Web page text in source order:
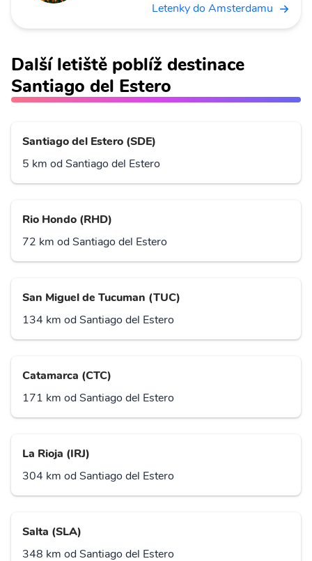
Letenky do Amsterdamu
Další letiště poblíž destinace
Santiago del Estero
Santiago del Estero (SDE)
5 km od Santiago del Estero
Rio Hondo (RHD)
72 km od Santiago del Estero
San Miguel de Tucuman (TUC)
134 km od Santiago del Estero
Catamarca (CTC)
171 km od Santiago del Estero
La Rioja (IRJ)
304 km od Santiago del Estero
Salta (SLA)
348 km od Santiago del Estero